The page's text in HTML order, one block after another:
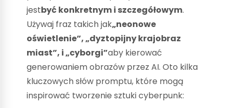
jestbyć konkretnym i szczegółowym.
Używaj fraz takich jak„neonowe
oświetlenie”, „dyztopijny krajobraz
miast”, i „cyborgi”aby kierować
generowaniem obrazów przez AI. Oto kilka
kluczowych słów promptu, które mogą
inspirować tworzenie sztuki cyberpunk: